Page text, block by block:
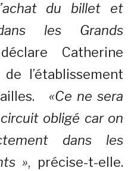
du billet et
les Grands
Catherine
l’établissement
«Ce ne sera
obligé car on
dans les
», précise-t-elle.